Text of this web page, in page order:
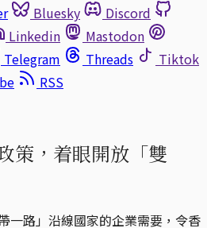
Bluesky
Discord
Linkedin
Mastodon
Telegram Threads
Tiktok
RSS
策，着眼開放「雙
一路」沿線國家的企業需要，令香